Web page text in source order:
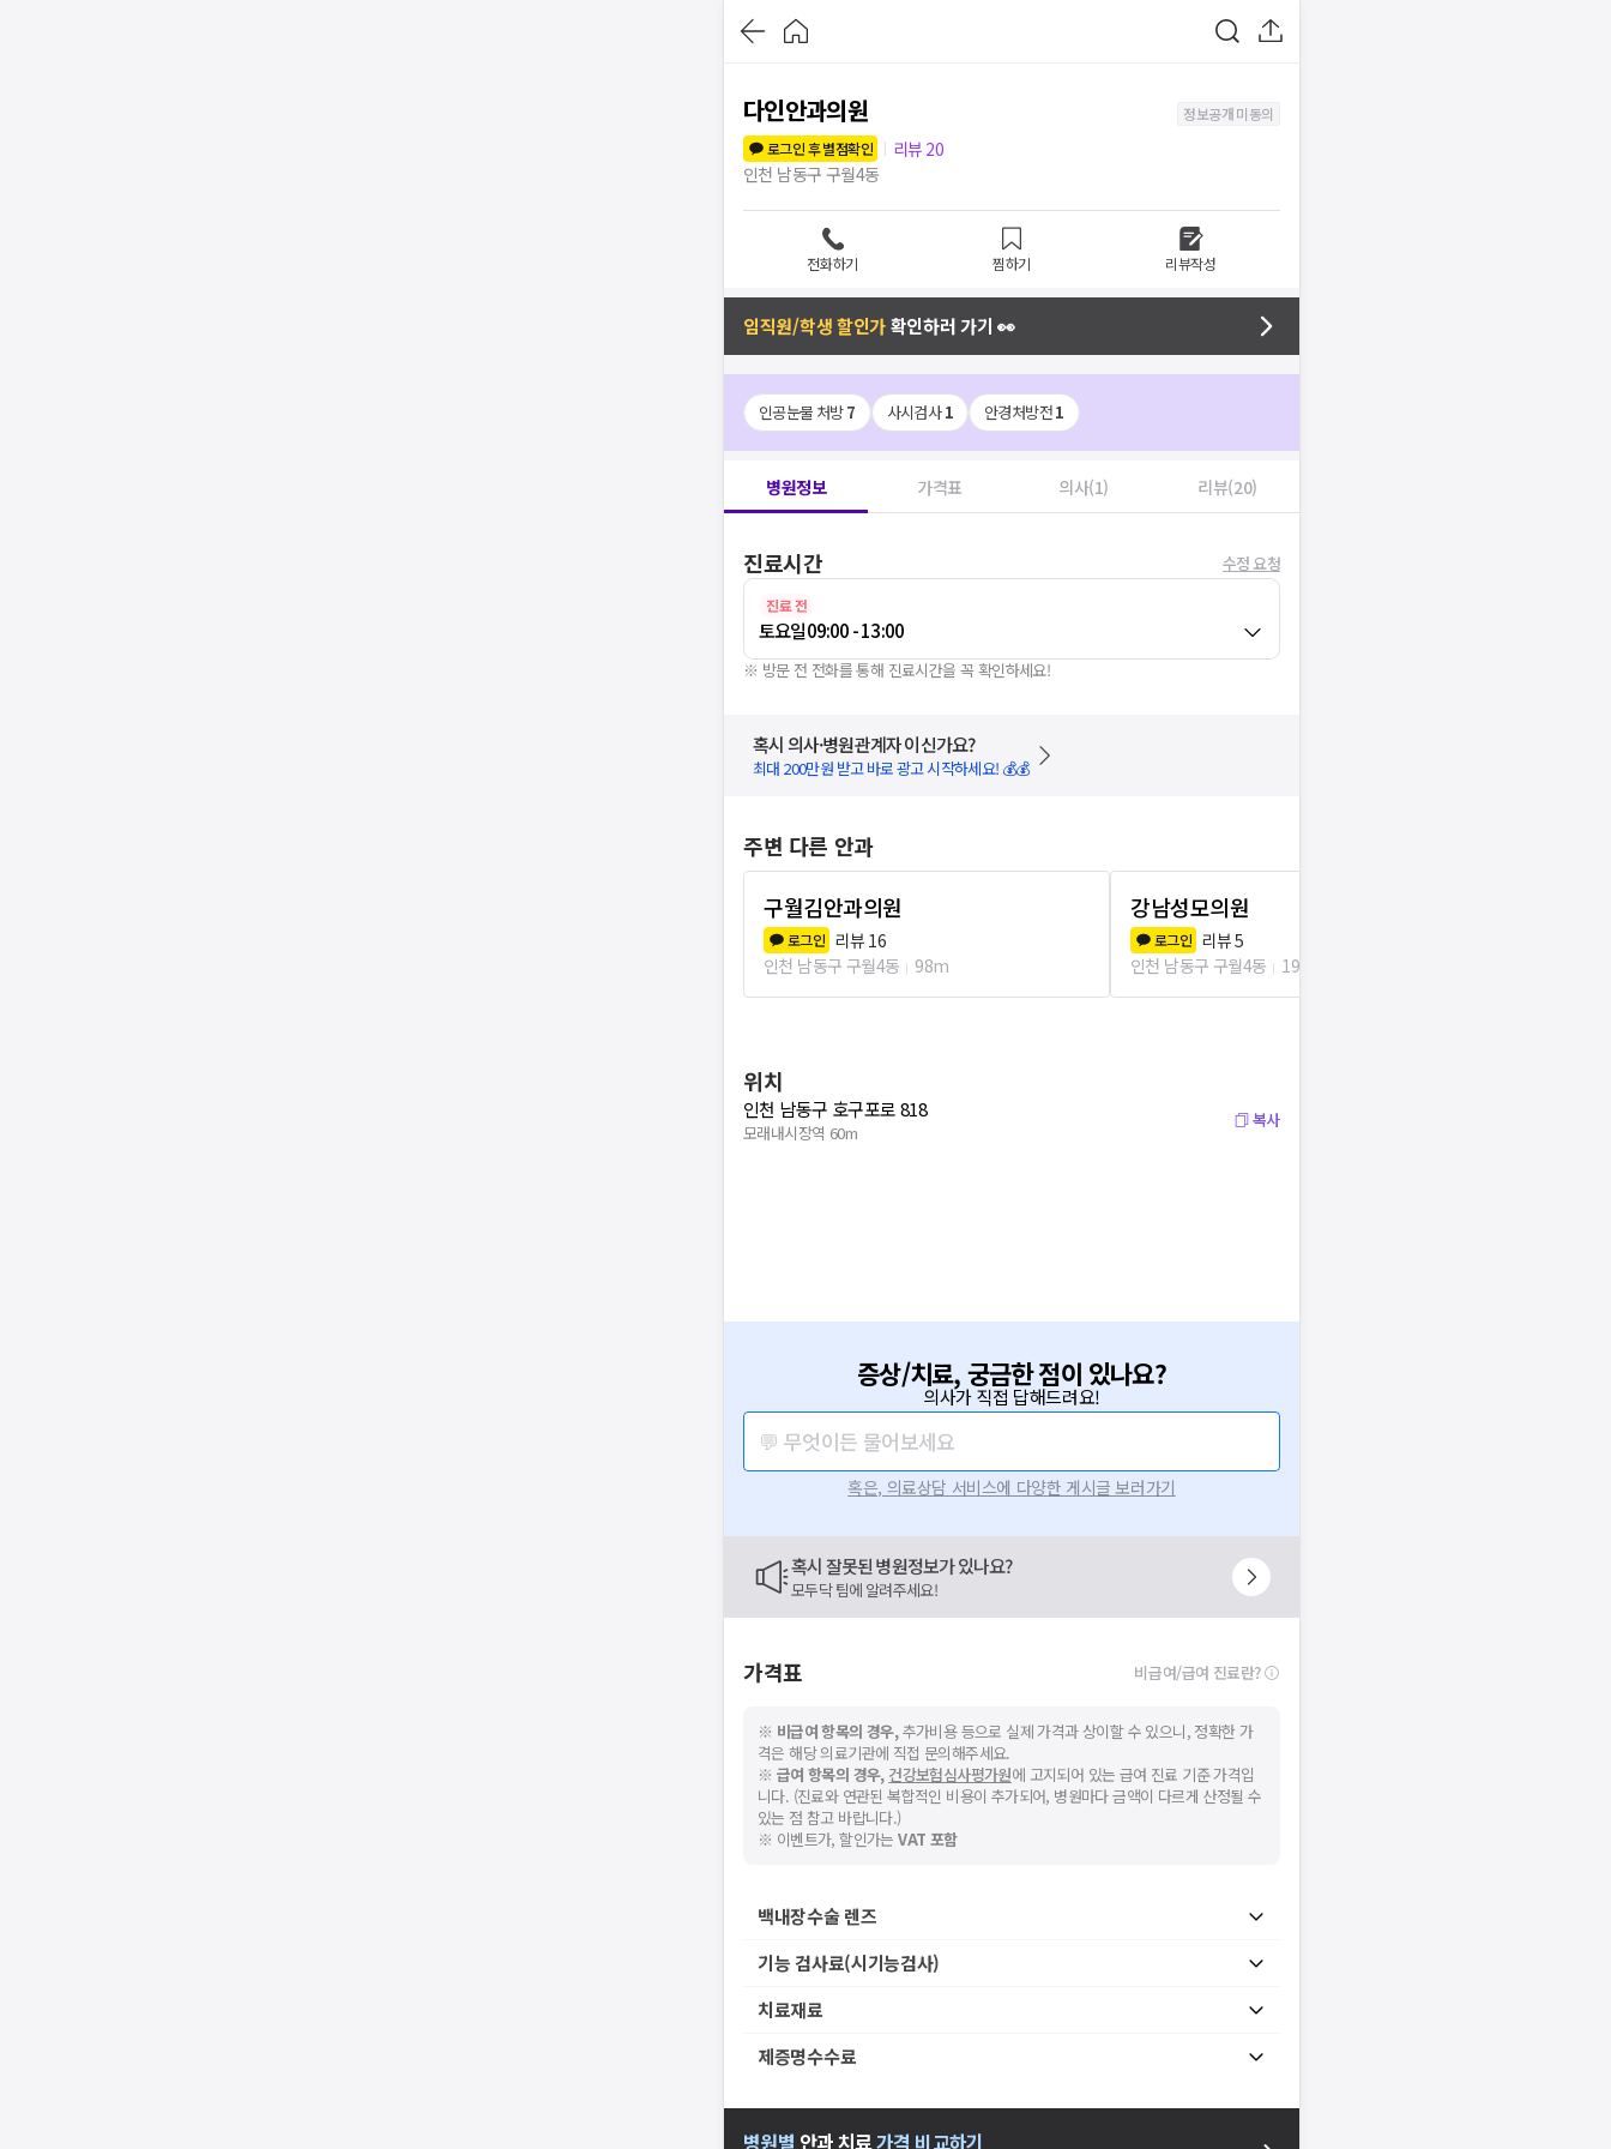
다인안과의원
정보공개 미동의
로그인 후 별점확인
리뷰 20
인천 남동구 구월4동
전화하기 찜하기 리뷰작성
임직원/학생 할인가확인하러 가기 👀
인공눈물 처방7 사시검사1 안경처방전1
병원정보 가격표 의사(1) 리뷰(20)
진료시간 수정 요청
진료 전
토요일09:00 - 13:00
※ 방문 전 전화를 통해 진료시간을 꼭 확인하세요!
혹시 의사·병원관계자 이신가요?
최대 200만원 받고 바로 광고 시작하세요! 💰💰
주변 다른 안과
구월김안과의원
로그인 리뷰 16
인천 남동구 구월4동
98m
강남성모의원
로그인 리뷰5
인천 남동구 구월4동
199m
위치
인천 남동구 호구포로 818
모래내시장역 60m
복사
증상/치료, 궁금한 점이 있나요?
의사가 직접 답해드려요!
💬 무엇이든 물어보세요
혹은, 의료상담 서비스에 다양한 게시글 보러가기
혹시 잘못된 병원정보가 있나요?
모두닥 팀에 알려주세요!
가격표 비급여/급여 진료란?
※ 비급여 항목의 경우,추가비용 등으로 실제 가격과 상이할 수 있으니, 정확한 가
격은 해당 의료기관에 직접 문의해주세요.
※ 급여 항목의 경우, 건강보험심사평가원에 고지되어 있는 급여 진료 기준 가격입
니다. (진료와 연관된 복합적인 비용이 추가되어, 병원마다 금액이 다르게 산정될 수
있는 점 참고 바랍니다.)
※ 이벤트가, 할인가는VAT 포함
백내장수술 렌즈
기능 검사료(시기능검사)
치료재료
제증명수수료
병원별 안과치료가격 비교하기